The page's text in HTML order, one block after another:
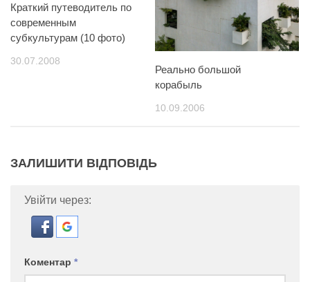
Краткий путеводитель по
современным
cубкультурам (10 фото)
30.07.2008
Реально большой
корабыль
10.09.2006
ЗАЛИШИТИ ВІДПОВІДЬ
Увійти через:
Коментар *